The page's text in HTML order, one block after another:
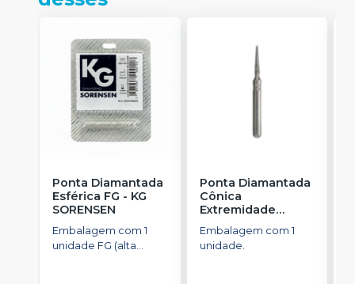
Ponta Diamantada
Esférica FG - KG
SORENSEN
Embalagem com 1
unidade FG (alta
Ponta Diamantada
Cônica
Extremidade
Arredondada FG
KG SORENSEN
Embalagem com 1
unidade.